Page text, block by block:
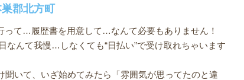
郡北方町
って…履歴書を用意して…なんて必要もありません！
なんて我慢…しなくても“日払い”で受け取れちゃいます
聞いて、いざ始めてみたら「雰囲気が思ってたのと違